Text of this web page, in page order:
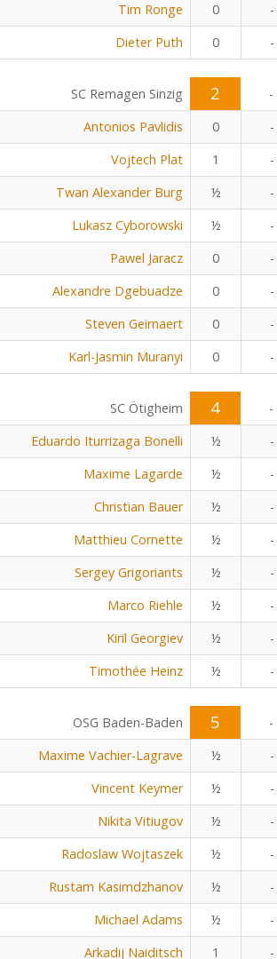
Tim Ronge 0 -
Dieter Puth 0 -
SC Remagen Sinzig 2 -
Antonios Pavlidis 0 -
Vojtech Plat 1 -
Twan Alexander Burg ½ -
Lukasz Cyborowski ½ -
Pawel Jaracz 0 -
Alexandre Dgebuadze 0 -
Steven Geirnaert 0 -
Karl-Jasmin Muranyi 0 -
SC Ötigheim 4 -
Eduardo Iturrizaga Bonelli ½ -
Maxime Lagarde ½ -
Christian Bauer ½ -
Matthieu Cornette ½ -
Sergey Grigoriants ½ -
Marco Riehle ½ -
Kiril Georgiev ½ -
Timothée Heinz ½ -
OSG Baden-Baden 5 -
Maxime Vachier-Lagrave ½ -
Vincent Keymer ½ -
Nikita Vitiugov ½ -
Radoslaw Wojtaszek ½ -
Rustam Kasimdzhanov ½ -
Michael Adams ½ -
Arkadij Naiditsch 1 -